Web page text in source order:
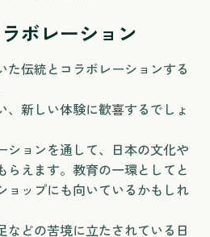
ボレーション
た伝統とコラボレーションする
、新しい体験に歓喜するでしょ
ションを通して、日本の文化や
らえます。教育の一環としてと
ョップにも向いているかもしれ
などの苦境に立たされている日